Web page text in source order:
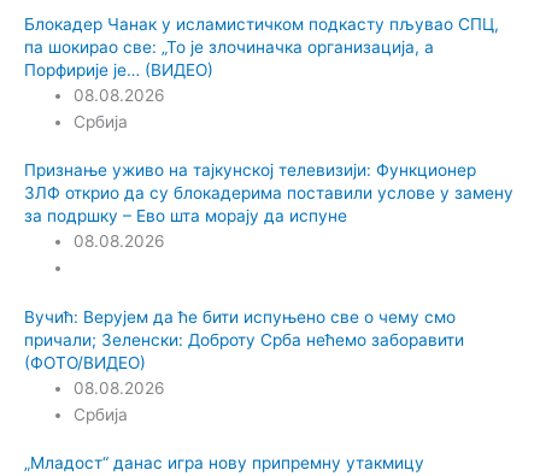
Блокадер Чанак у исламистичком подкасту пљувао СПЦ,
па шокирао све: „То је злочиначка организација, а
Порфирије је… (ВИДЕО)
08.08.2026
Србија
Признање уживо на тајкунској телевизији: Функционер
ЗЛФ открио да су блокадерима поставили услове у замену
за подршку – Ево шта морају да испуне
08.08.2026
Вучић: Верујем да ће бити испуњено све о чему смо
причали; Зеленски: Доброту Срба нећемо заборавити
(ФОТО/ВИДЕО)
08.08.2026
Србија
„Младост“ данас игра нову припремну утакмицу